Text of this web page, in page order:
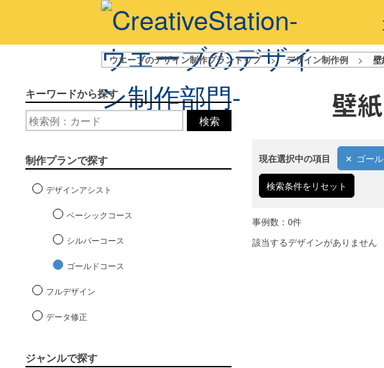
ウエーブのデザイン制作プラントップ > デザイン制作例 >
壁
現在選択中の項目 ゴー
検索条件をリセット
キーワードから探す
検索
制作プランで探す
デザインアシスト
ベーシックコース
シルバーコース
ゴールドコース
フルデザイン
データ修正
ジャンルで探す
事例数：0件
該当するデザインがありません